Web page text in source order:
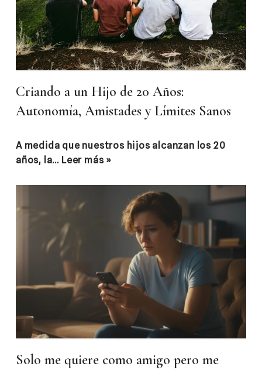
Criando a un Hijo de 20 Años:
Autonomía, Amistades y Límites Sanos
A medida que nuestros hijos alcanzan los 20
años, la… Leer más »
Solo me quiere como amigo pero me